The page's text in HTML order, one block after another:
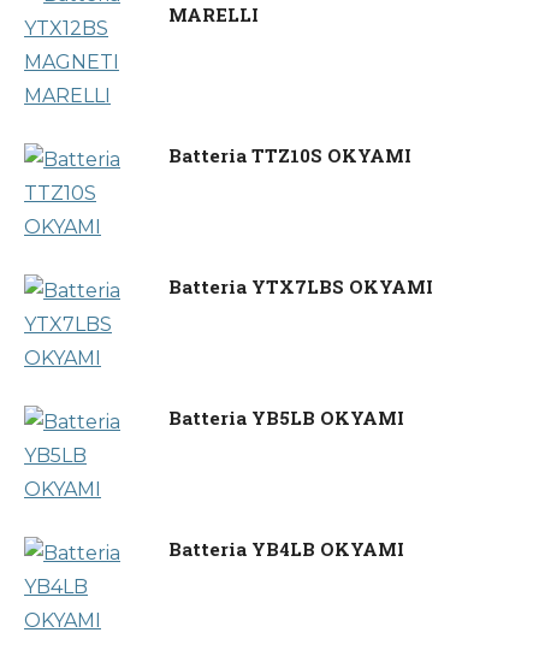
MARELLI
Batteria TTZ10S OKYAMI
Batteria YTX7LBS OKYAMI
Batteria YB5LB OKYAMI
Batteria YB4LB OKYAMI